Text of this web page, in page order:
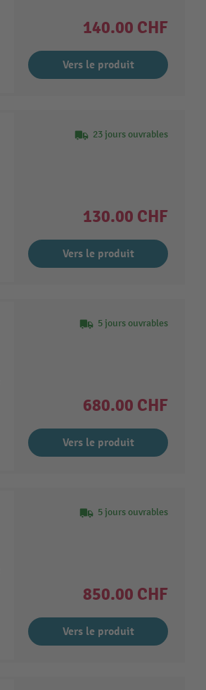
140.00 CHF
Vers le produit
23 jours ouvrables
130.00 CHF
Vers le produit
5 jours ouvrables
680.00 CHF
Vers le produit
5 jours ouvrables
850.00 CHF
Vers le produit